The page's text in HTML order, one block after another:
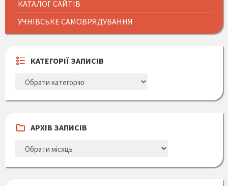
КАТАЛОГ САЙТІВ
УЧНІВСЬКЕ САМОВРЯДУВАННЯ
КАТЕГОРІЇ ЗАПИСІВ
ЗАПИСІВ
АРХІВ ЗАПИСІВ
ЗАПИСІВ